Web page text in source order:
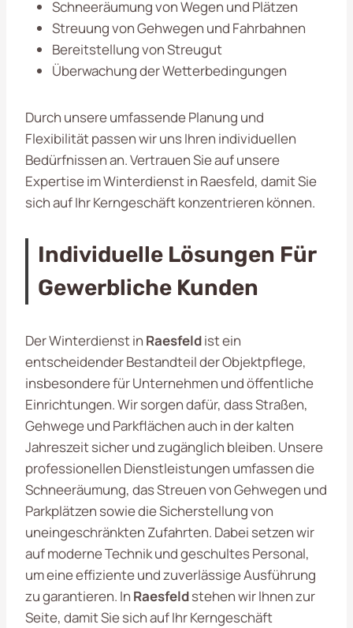
Schneeräumung von Wegen und Plätzen
Streuung von Gehwegen und Fahrbahnen
Bereitstellung von Streugut
Überwachung der Wetterbedingungen
Durch unsere umfassende Planung und
Flexibilität passen wir uns Ihren individuellen
Bedürfnissen an. Vertrauen Sie auf unsere
Expertise im Winterdienst in Raesfeld, damit Sie
sich auf Ihr Kerngeschäft konzentrieren können.
Individuelle Lösungen Für
Gewerbliche Kunden
Der Winterdienst in Raesfeldist ein
entscheidender Bestandteil der Objektpflege,
insbesondere für Unternehmen und öffentliche
Einrichtungen. Wir sorgen dafür, dass Straßen,
Gehwege und Parkflächen auch in der kalten
Jahreszeit sicher und zugänglich bleiben. Unsere
professionellen Dienstleistungen umfassen die
Schneeräumung, das Streuen von Gehwegen und
Parkplätzen sowie die Sicherstellung von
uneingeschränkten Zufahrten. Dabei setzen wir
auf moderne Technik und geschultes Personal,
um eine effiziente und zuverlässige Ausführung
zu garantieren. In Raesfeldstehen wir Ihnen zur
Seite, damit Sie sich auf Ihr Kerngeschäft